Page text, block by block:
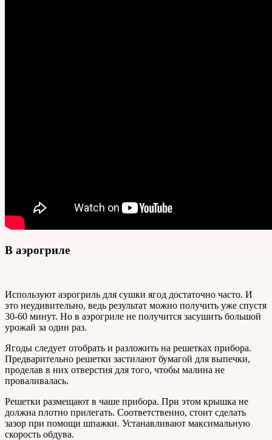
В аэрогриле
Используют аэрогриль для сушки ягод достаточно часто. И
это неудивительно, ведь результат можно получить уже спустя
30-60 минут. Но в аэрогриле не получится засушить большой
урожай за один раз.
Ягоды следует отобрать и разложить на решетках прибора.
Предварительно решетки застилают бумагой для выпечки,
проделав в них отверстия для того, чтобы малина не
проваливалась.
Решетки размещают в чаше прибора. При этом крышка не
должна плотно прилегать. Соответственно, стоит сделать
зазор при помощи шпажки. Устанавливают максимальную
скорость обдува.